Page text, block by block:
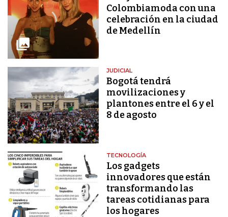
Colombiamoda con una
celebración en la ciudad
de Medellín
JUDICIAL
Bogotá tendrá
movilizaciones y
plantones entre el 6 y el
8 de agosto
TECNOLOGÍA
Los gadgets
innovadores que están
transformando las
tareas cotidianas para
los hogares